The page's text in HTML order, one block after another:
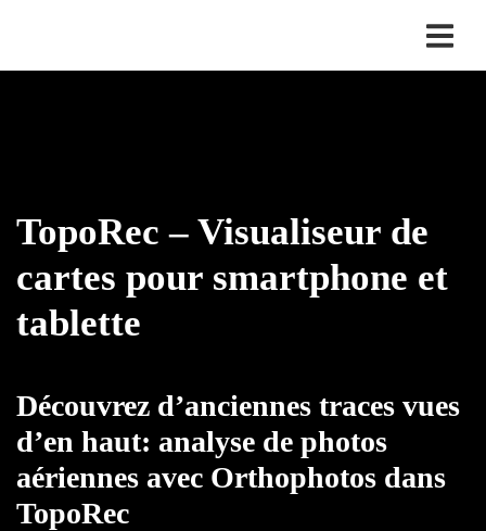
TopoRec – Visualiseur de
cartes pour smartphone et
tablette
Découvrez d’anciennes traces vues
d’en haut: analyse de photos
aériennes avec Orthophotos dans
TopoRec